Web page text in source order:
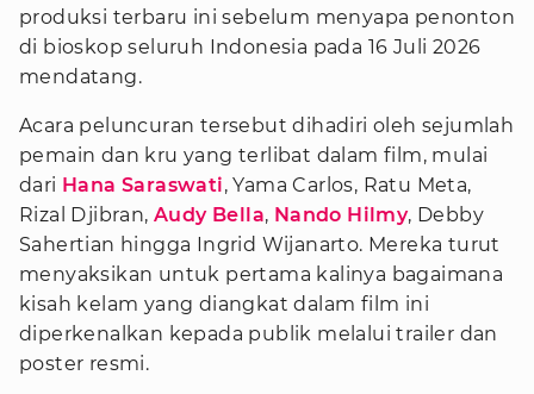
produksi terbaru ini sebelum menyapa penonton
di bioskop seluruh Indonesia pada 16 Juli 2026
mendatang.
Acara peluncuran tersebut dihadiri oleh sejumlah
pemain dan kru yang terlibat dalam film, mulai
dari Hana Saraswati, Yama Carlos, Ratu Meta,
Rizal Djibran,Audy Bella, Nando Hilmy, Debby
Sahertian hingga Ingrid Wijanarto. Mereka turut
menyaksikan untuk pertama kalinya bagaimana
kisah kelam yang diangkat dalam film ini
diperkenalkan kepada publik melalui trailer dan
poster resmi.